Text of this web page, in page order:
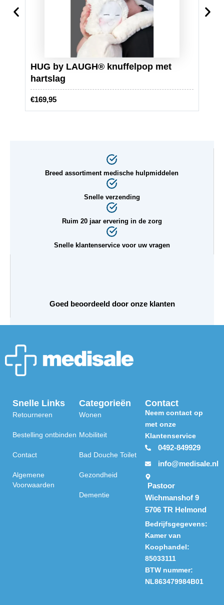
HUG by LAUGH® knuffelpop met
hartslag
€169,95
Breed assortiment medische hulpmiddelen
Snelle verzending
Ruim 20 jaar ervering in de zorg
Snelle klantenservice voor uw vragen
Goed beoordeeld door onze klanten
Snelle Links
Retourneren
Bestelling ontbinden
Contact
Algemene
Voorwaarden
Categorieën
Wonen
Mobiliteit
Bad Douche Toilet
Gezondheid
Dementie
Contact
Neem contact op
met onze
Klantenservice
0492-849929
info@medisale.nl
Pastoor
Wichmanshof 9
5706 TR Helmond
Bedrijfsgegevens:
Kamer van
Koophandel:
85033111
BTW nummer:
NL863479984B01